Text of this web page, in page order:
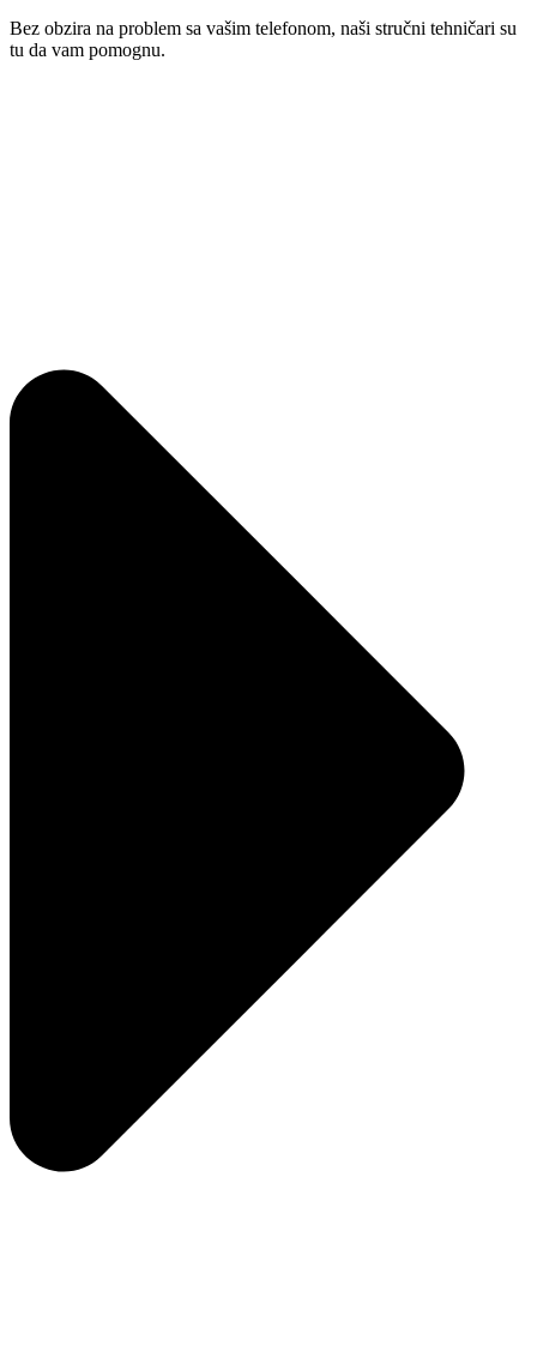
Bez obzira na problem sa vašim telefonom, naši stručni tehničari su
tu da vam pomognu.